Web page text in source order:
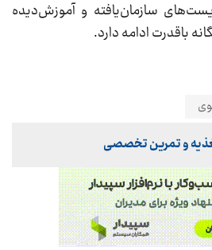
سازمان‌یافته و آموزش‌دیده
باقدرت ادامه دارد.
و تمرین تخصصی